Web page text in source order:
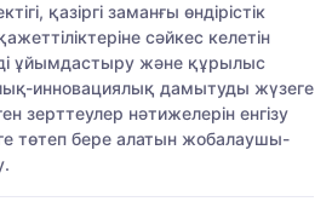
қазіргі заманғы өндірістік
сәйкес келетін
ұйымдастыру және құрылыс
инновациялық дамытуды жүзеге
зерттеулер нәтижелерін енгізу
төтеп бере алатын жобалаушы-